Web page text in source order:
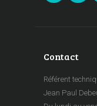
Contact
Référent
Jean Paul